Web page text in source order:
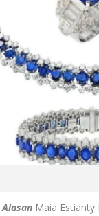
Alasan Maia Estianty